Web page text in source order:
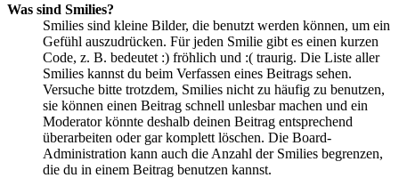
Was sind Smilies?
Smilies sind kleine Bilder, die benutzt werden können, um ein
Gefühl auszudrücken. Für jeden Smilie gibt es einen kurzen
Code, z. B. bedeutet :) fröhlich und :( traurig. Die Liste aller
Smilies kannst du beim Verfassen eines Beitrags sehen.
Versuche bitte trotzdem, Smilies nicht zu häufig zu benutzen,
sie können einen Beitrag schnell unlesbar machen und ein
Moderator könnte deshalb deinen Beitrag entsprechend
überarbeiten oder gar komplett löschen. Die Board-
Administration kann auch die Anzahl der Smilies begrenzen,
die du in einem Beitrag benutzen kannst.